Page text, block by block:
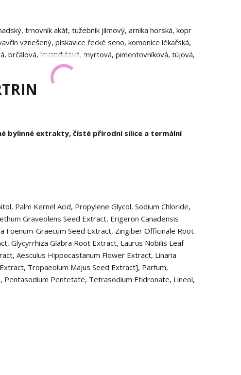
trnovník akát, tužebník jilmový, arnika horská, kopr
vznešený, pískavice řecké seno, komonice lékařská,
brčálová, levandulová, myrtová, pimentovníková, tújová,
bylinné extrakty, čísté přírodní silice a termální
Palm Kernel Acid, Propylene Glycol, Sodium Chloride,
Graveolens Seed Extract, Erigeron Canadensis
Foenum-Graecum Seed Extract, Zingiber Officinale Root
Glycyrrhiza Glabra Root Extract, Laurus Nobilis Leaf
Aesculus Hippocastanum Flower Extract, Linaria
Tropaeolum Majus Seed Extract], Parfum,
Pentasodium Pentetate, Tetrasodium Etidronate, Lineol,